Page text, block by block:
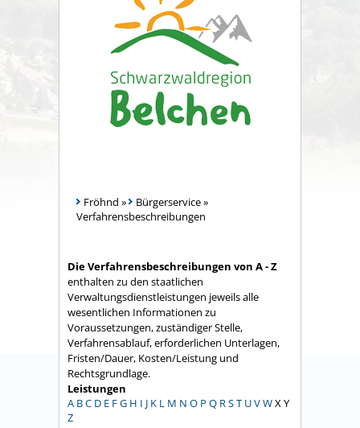
Fröhnd » Bürgerservice»
Verfahrensbeschreibungen
Die Verfahrensbeschreibungen von A - Z
enthalten zu den staatlichen
Verwaltungsdienstleistungen jeweils alle
wesentlichen Informationen zu
Voraussetzungen, zuständiger Stelle,
Verfahrensablauf, erforderlichen Unterlagen,
Fristen/Dauer, Kosten/Leistung und
Rechtsgrundlage.
Leistungen
A BC D E FG H I J K L M N O P Q RST UVWX Y
Z